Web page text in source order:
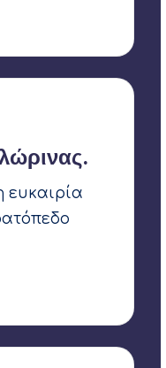
ευκαιρία